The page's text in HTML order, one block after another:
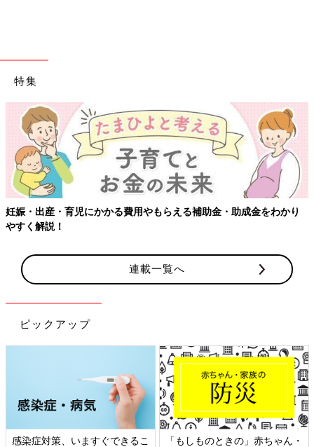
特集
【ワクチン接種できるものも】妊婦の感染症対策、知っておいて！
連載一覧へ
ピックアップ
日本外来小児科学会リーフレッ
六星占術 細木かおりさんの人生